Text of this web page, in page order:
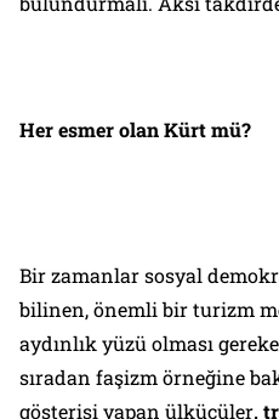
Her esmer olan Kürt mü?
Bir zamanlar sosyal
bilinen, önemli bir turizm
aydınlık yüzü olması
sıradan faşizm örneğine
gösterisi yapan ülkücüler,